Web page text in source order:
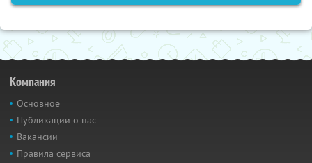
Компания
Основное
Публикации о нас
Вакансии
Правила сервиса